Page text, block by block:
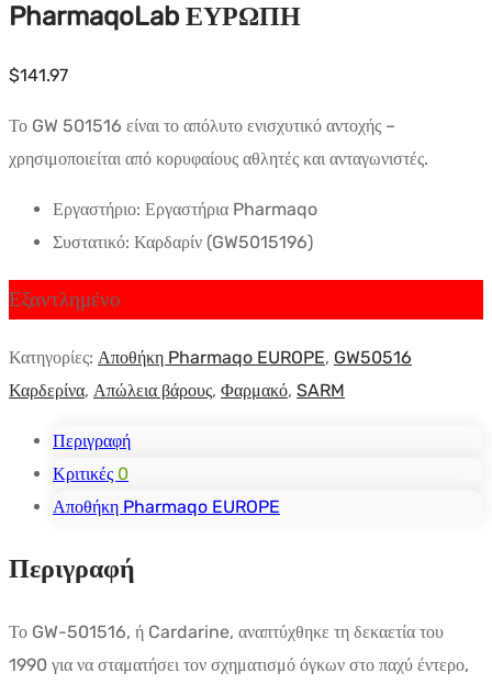
PharmaqoLab ΕΥΡΩΠΗ
$141.97
Το GW 501516 είναι το απόλυτο ενισχυτικό αντοχής –
χρησιμοποιείται από κορυφαίους αθλητές και ανταγωνιστές.
Εργαστήριο: Εργαστήρια Pharmaqo
Συστατικό: Καρδαρίν (GW5015196)
Εξαντλημένο
Κατηγορίες: Αποθήκη Pharmaqo EUROPE, GW50516
Καρδερίνα, Απώλεια βάρους, Φαρμακό, SARM
Περιγραφή
Κριτικές 0
Αποθήκη Pharmaqo EUROPE
Περιγραφή
Το GW-501516, ή Cardarine, αναπτύχθηκε τη δεκαετία του
1990 για να σταματήσει τον σχηματισμό όγκων στο παχύ έντερο,